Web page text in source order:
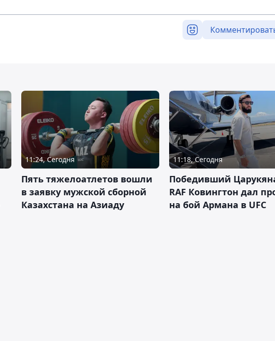
11:24, Сегодня
Пять тяжелоатлетов вошли
в заявку мужской сборной
Казахстана на Азиаду
11:18, Сегодня
Победивший
RAF Ковингтон дал
на бой Армана в UFC